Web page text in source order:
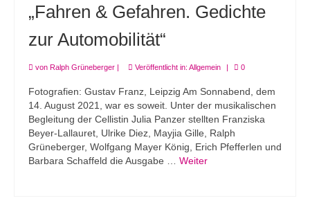
„Fahren & Gefahren. Gedichte
zur Automobilität“
von Ralph Grüneberger | Veröffentlicht in: Allgemein | 0
Fotografien: Gustav Franz, Leipzig Am Sonnabend, dem
14. August 2021, war es soweit. Unter der musikalischen
Begleitung der Cellistin Julia Panzer stellten Franziska
Beyer-Lallauret, Ulrike Diez, Mayjia Gille, Ralph
Grüneberger, Wolfgang Mayer König, Erich Pfefferlen und
Barbara Schaffeld die Ausgabe … Weiter